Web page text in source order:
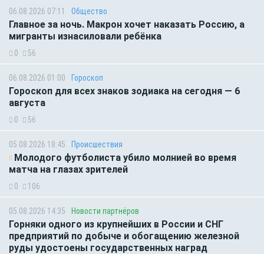
06.08.2026 07:11 Общество
Главное за ночь. Макрон хочет наказать Россию, а
мигранты изнасиловали ребёнка
0 56
06.08.2026 01:00 Гороскоп
Гороскоп для всех знаков зодиака на сегодня — 6
августа
0 56
05.08.2026 18:45 Происшествия
Молодого футболиста убило молнией во время
матча на глазах зрителей
0 106
05.08.2026 14:35 Новости партнёров
Горняки одного из крупнейших в России и СНГ
предприятий по добыче и обогащению железной
руды удостоены государственных наград